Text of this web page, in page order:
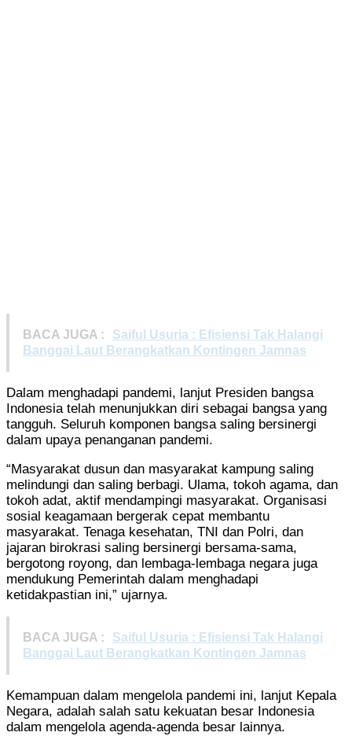
BACA JUGA :
Saiful Usuria : Efisiensi Tak Halangi
Banggai Laut Berangkatkan Kontingen Jamnas
Dalam menghadapi pandemi, lanjut Presiden bangsa
Indonesia telah menunjukkan diri sebagai bangsa yang
tangguh. Seluruh komponen bangsa saling bersinergi
dalam upaya penanganan pandemi.
“Masyarakat dusun dan masyarakat kampung saling
melindungi dan saling berbagi. Ulama, tokoh agama, dan
tokoh adat, aktif mendampingi masyarakat. Organisasi
sosial keagamaan bergerak cepat membantu
masyarakat. Tenaga kesehatan, TNI dan Polri, dan
jajaran birokrasi saling bersinergi bersama-sama,
bergotong royong, dan lembaga-lembaga negara juga
mendukung Pemerintah dalam menghadapi
ketidakpastian ini,” ujarnya.
BACA JUGA :
Saiful Usuria : Efisiensi Tak Halangi
Banggai Laut Berangkatkan Kontingen Jamnas
Kemampuan dalam mengelola pandemi ini, lanjut Kepala
Negara, adalah salah satu kekuatan besar Indonesia
dalam mengelola agenda-agenda besar lainnya.